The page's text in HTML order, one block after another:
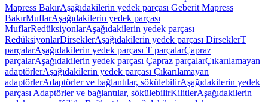
Mapress BakırAşağıdakilerin yedek parçası Geberit Mapress
BakırMuflarAşağıdakilerin yedek parçası
MuflarRedüksiyonlarAşağıdakilerin yedek parçası
RedüksiyonlarDirseklerAşağıdakilerin yedek parçası DirseklerT
parçalarAşağıdakilerin yedek parçası T parçalarÇapraz
parçalarAşağıdakilerin yedek parçası Çapraz parçalarÇıkarılamayan
adaptörlerAşağıdakilerin yedek parçası Çıkarılamayan
adaptörlerAdaptörler ve bağlantılar, sökülebilirAşağıdakilerin yedek
parçası Adaptörler ve bağlantılar, sökülebilirKilitlerAşağıdakilerin